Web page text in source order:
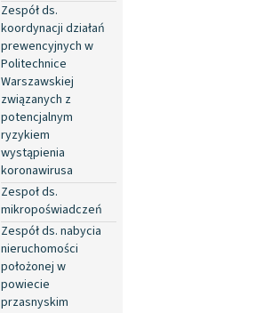
Zespół ds.
koordynacji działań
prewencyjnych w
Politechnice
Warszawskiej
związanych z
potencjalnym
ryzykiem
wystąpienia
koronawirusa
Zespoł ds.
mikropoświadczeń
Zespół ds. nabycia
nieruchomości
położonej w
powiecie
przasnyskim